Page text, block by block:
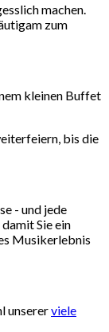
machen.
zum
kleinen Buffet
bis die
- und jede
Sie ein
Musikerlebnis
unsererviele